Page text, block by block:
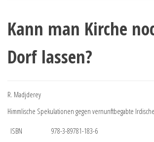
Kann man Kirche
Dorf lassen?
R. Madjderey
Himmlische Spekulationen gegen vernunftbegabte Irdische
ISBN
978-3-89781-183-6